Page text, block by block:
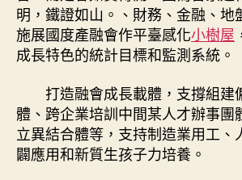
明，鐵證如山。、財務、金融、地
施展國度產融會作平臺感化小樹屋
成長特色的統計目標和監測系統。
打造融會成長載體，支撐組建
體、跨企業培訓中間某人才辦事團
立異結合體等，支持制造業用工、
闢應用和新質生孩子力培養。